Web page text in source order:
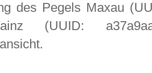
des Pegels Maxau
(UUID: